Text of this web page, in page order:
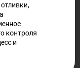
контроля
и